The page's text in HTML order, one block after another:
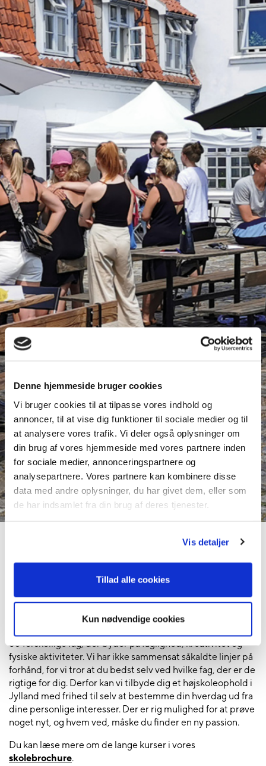
Denne hjemmeside bruger cookies
Vi bruger cookies til at tilpasse vores indhold og
annoncer, til at vise dig funktioner til sociale medier og til
at analysere vores trafik. Vi deler også oplysninger om
din brug af vores hjemmeside med vores partnere inden
for sociale medier, annonceringspartnere og
analysepartnere. Vores partnere kan kombinere disse
data med andre oplysninger, du har givet dem, eller som
de har indsamlet fra din brug af deres tjenester.
Vis detaljer
Tillad alle cookies
Kun nødvendige cookies
Højskoleophold | få
nye venner og
oplevelser
Uldum Højskole tilbyder et højskoleophold i Jylland med
Nyd et højskoleophold på Uldum Højskole i Jylland, hvor vi
både har et bredt fagudbud og mange elever, som alle
bidrager til forskellighed og sammenhold.
60 forskellige fag, der byder på faglighed, kreativitet og
fysiske aktiviteter. Vi har ikke sammensat såkaldte linjer på
forhånd, for vi tror at du bedst selv ved hvilke fag, der er de
rigtige for dig. Derfor kan vi tilbyde dig et højskoleophold i
Jylland med frihed til selv at bestemme din hverdag ud fra
dine personlige interesser. Der er rig mulighed for at prøve
noget nyt, og hvem ved, måske du finder en ny passion.
Du kan læse mere om de lange kurser i vores
skolebrochure.